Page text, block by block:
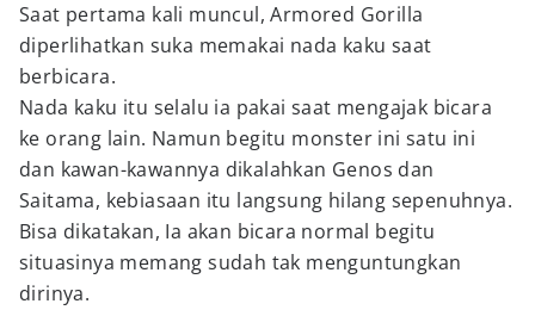
Saat pertama kali muncul, Armored Gorilla
diperlihatkan suka memakai nada kaku saat
berbicara.
Nada kaku itu selalu ia pakai saat mengajak bicara
ke orang lain. Namun begitu monster ini satu ini
dan kawan-kawannya dikalahkan Genos dan
Saitama, kebiasaan itu langsung hilang sepenuhnya.
Bisa dikatakan, Ia akan bicara normal begitu
situasinya memang sudah tak menguntungkan
dirinya.